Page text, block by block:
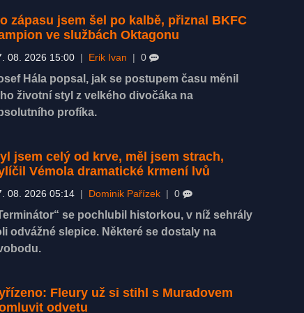
zápasu jsem šel po kalbě, přiznal BKFC
ve službách Oktagonu
08. 2026 15:00 Erik Ivan 0
Hála popsal, jak se postupem času měnil
životní styl z velkého divočáka na
profíka.
jsem celý od krve, měl jsem strach,
Vémola dramatické krmení lvů
08. 2026 05:14 Dominik Pařízek 0
se pochlubil historkou, v níž sehrály
odvážné slepice. Některé se dostaly na
Fleury už si stihl s Muradovem
odvetu